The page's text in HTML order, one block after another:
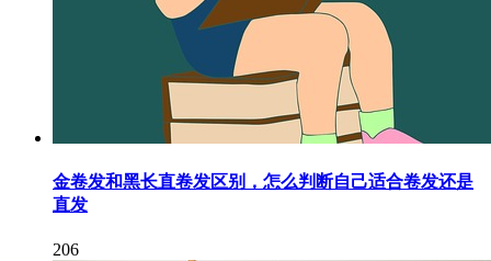
金卷发和黑长直卷发区别，怎么判断自己适合卷发还是
直发
206